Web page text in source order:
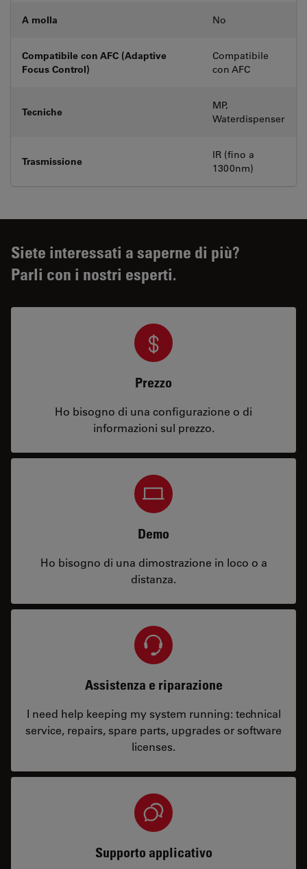
A molla No
Compatibile con AFC (Adaptive
Focus Control)
Compatibile
con AFC
Tecniche
MP,
Waterdispenser
Trasmissione
IR (fino a
1300nm)
Siete interessati a saperne di più?
Parli con i nostri esperti.
Prezzo
Ho bisogno di una configurazione o di
informazioni sul prezzo.
Demo
Ho bisogno di una dimostrazione in loco o a
distanza.
Assistenza e riparazione
I need help keeping my system running: technical
service, repairs, spare parts, upgrades or software
licenses.
Supporto applicativo